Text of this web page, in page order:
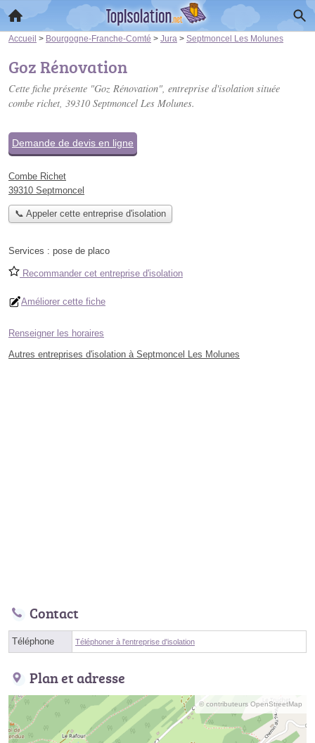
Accueil > Bourgogne-Franche-Comté > Jura > Septmoncel Les Molunes
Goz Rénovation
Cette fiche présente "Goz Rénovation", entreprise d'isolation située
combe richet, 39310 Septmoncel Les Molunes.
Demande de devis en ligne
Combe Richet
39310 Septmoncel
📞 Appeler cette entreprise d'isolation
Services : pose de placo
Recommander cet entreprise d'isolation
Améliorer cette fiche
Renseigner les horaires
Autres entreprises d'isolation à Septmoncel Les Molunes
Contact
Téléphone Téléphoner à l'entreprise d'isolation
Plan et adresse
© contributeurs OpenStreetMap